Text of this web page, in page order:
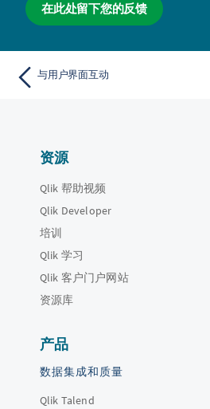
在此处留下您的反馈
与用户界面互动
资源
Qlik 帮助视频
Qlik Developer
培训
Qlik 学习
Qlik 客户门户网站
资源库
产品
数据集成和质量
Qlik Talend